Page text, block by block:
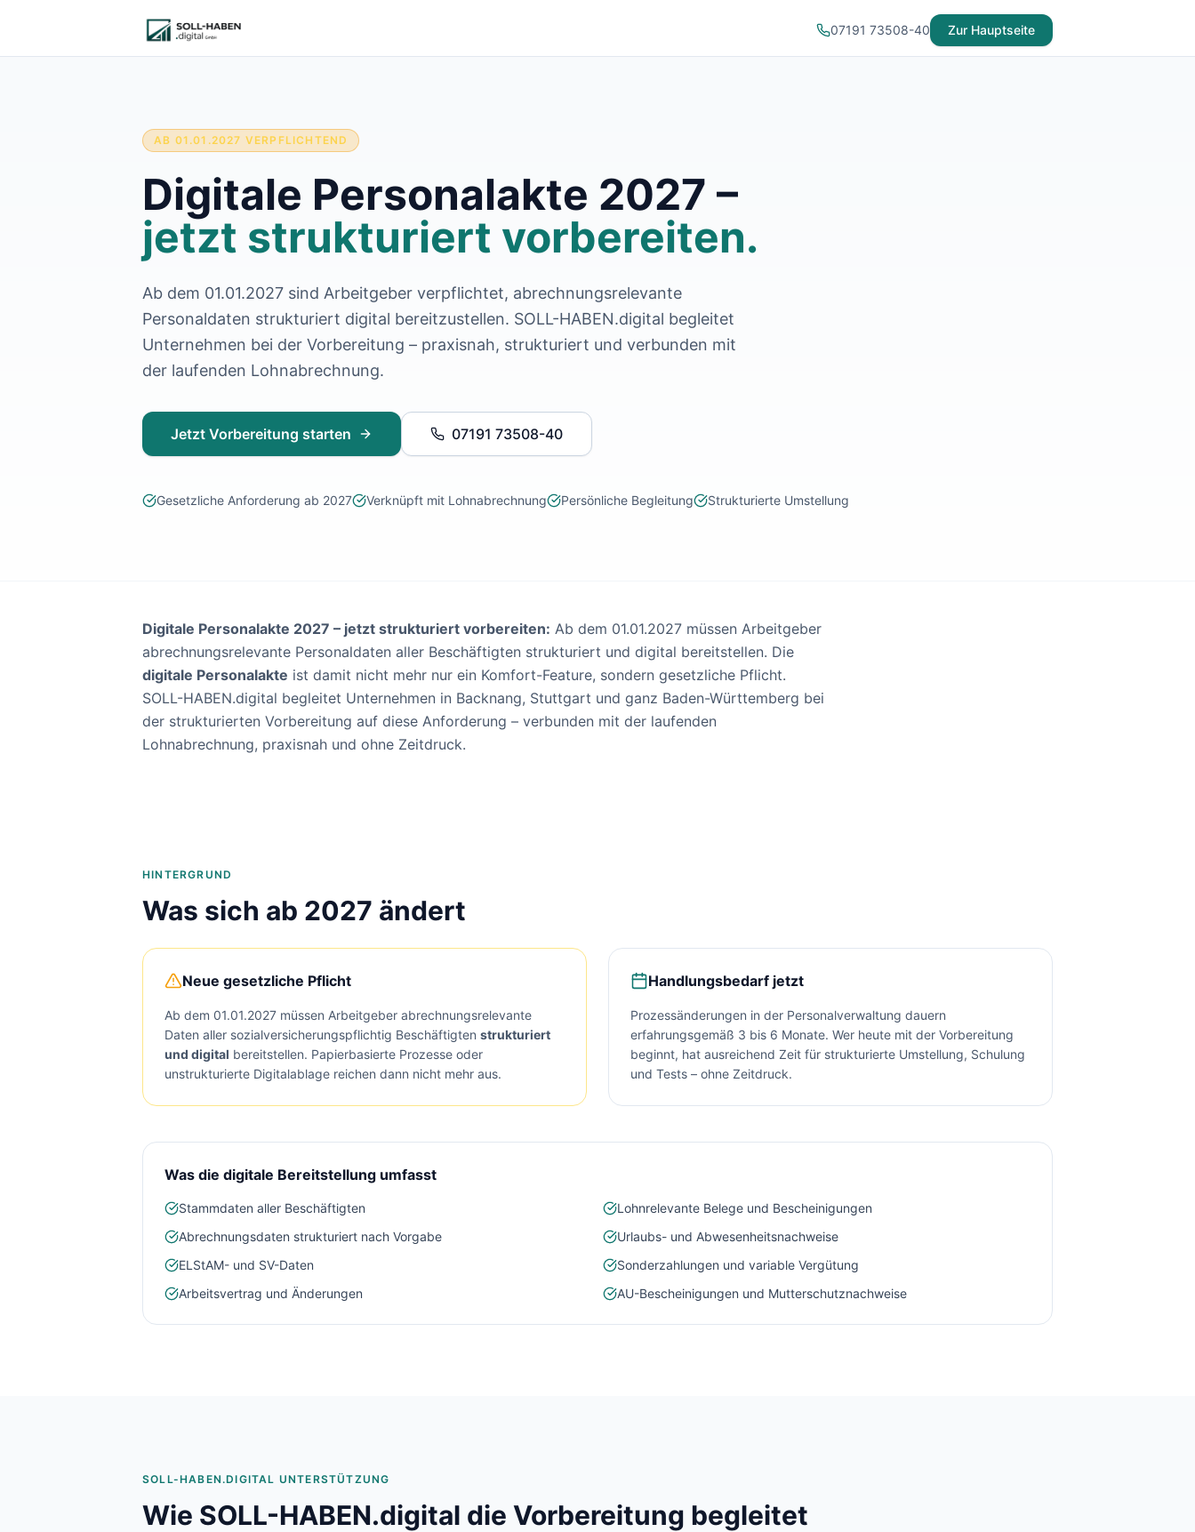
07191 73508-40 Zur Hauptseite
AB 01.01.2027 VERPFLICHTEND
Digitale Personalakte 2027 –
jetzt strukturiert vorbereiten.
Ab dem 01.01.2027 sind Arbeitgeber verpflichtet, abrechnungsrelevante
Personaldaten strukturiert digital bereitzustellen. SOLL-HABEN.digital begleitet
Unternehmen bei der Vorbereitung – praxisnah, strukturiert und verbunden mit
der laufenden Lohnabrechnung.
Jetzt Vorbereitung starten 07191 73508-40
Gesetzliche Anforderung ab 2027 Verknüpft mit Lohnabrechnung Persönliche Begleitung Strukturierte Umstellung
Digitale Personalakte 2027 – jetzt strukturiert vorbereiten: Ab dem 01.01.2027 müssen Arbeitgeber
abrechnungsrelevante Personaldaten aller Beschäftigten strukturiert und digital bereitstellen. Die
digitale Personalakte ist damit nicht mehr nur ein Komfort-Feature, sondern gesetzliche Pflicht.
SOLL-HABEN.digital begleitet Unternehmen in Backnang, Stuttgart und ganz Baden-Württemberg bei
der strukturierten Vorbereitung auf diese Anforderung – verbunden mit der laufenden
Lohnabrechnung, praxisnah und ohne Zeitdruck.
HINTERGRUND
Was sich ab 2027 ändert
Neue gesetzliche Pflicht
Ab dem 01.01.2027 müssen Arbeitgeber abrechnungsrelevante
Daten aller sozialversicherungspflichtig Beschäftigten strukturiert
und digital bereitstellen. Papierbasierte Prozesse oder
unstrukturierte Digitalablage reichen dann nicht mehr aus.
Handlungsbedarf jetzt
Prozessänderungen in der Personalverwaltung dauern
erfahrungsgemäß 3 bis 6 Monate. Wer heute mit der Vorbereitung
beginnt, hat ausreichend Zeit für strukturierte Umstellung, Schulung
und Tests – ohne Zeitdruck.
Was die digitale Bereitstellung umfasst
Stammdaten aller Beschäftigten
Lohnrelevante Belege und Bescheinigungen
Abrechnungsdaten strukturiert nach Vorgabe
Urlaubs- und Abwesenheitsnachweise
ELStAM- und SV-Daten
Sonderzahlungen und variable Vergütung
Arbeitsvertrag und Änderungen
AU-Bescheinigungen und Mutterschutznachweise
SOLL-HABEN.DIGITAL UNTERSTÜTZUNG
Wie SOLL-HABEN.digital die Vorbereitung begleitet
Finanzbuchhaltung auslagern
E-Rechnung und Peppol
Lohnabrechnung Backnang
Lohnabrechnung Waiblingen
Lohnabrechnung Schorndorf
Lohnabrechnung Stuttgart
Lohnabrechnung Heilbronn
Lohnabrechnung Freiburg
Lohnabrechnung Mannheim
Lohnabrechnung Heidelberg
Lohnabrechnung Reutlingen
Finanzbuchhaltung Backnang
Finanzbuchhaltung Stuttgart
Finanzbuchhaltung Heilbronn
Finanzbuchhaltung Karlsruhe
Finanzbuchhaltung Freiburg
Finanzbuchhaltung Mannheim